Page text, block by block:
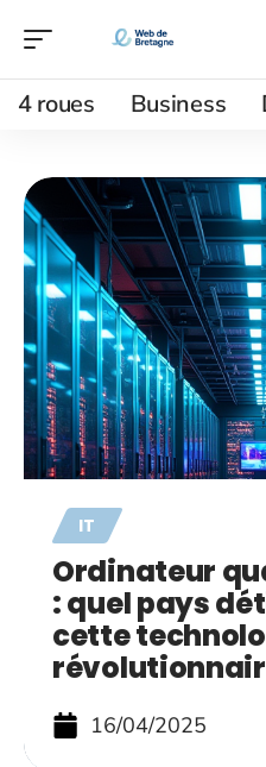
4 roues Business
IT
Ordinateur
: quel pays
cette
16/04/2025